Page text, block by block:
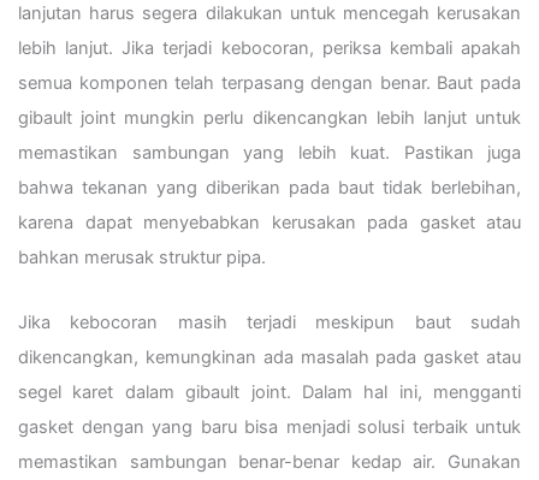
lanjutan harus segera dilakukan untuk mencegah kerusakan
lebih lanjut. Jika terjadi kebocoran, periksa kembali apakah
semua komponen telah terpasang dengan benar. Baut pada
gibault joint mungkin perlu dikencangkan lebih lanjut untuk
memastikan sambungan yang lebih kuat. Pastikan juga
bahwa tekanan yang diberikan pada baut tidak berlebihan,
karena dapat menyebabkan kerusakan pada gasket atau
bahkan merusak struktur pipa.
Jika kebocoran masih terjadi meskipun baut sudah
dikencangkan, kemungkinan ada masalah pada gasket atau
segel karet dalam gibault joint. Dalam hal ini, mengganti
gasket dengan yang baru bisa menjadi solusi terbaik untuk
memastikan sambungan benar-benar kedap air. Gunakan